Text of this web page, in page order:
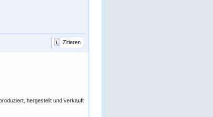
Zitieren
hergestellt und verkauft